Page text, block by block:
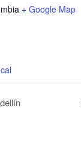
+ Google Map